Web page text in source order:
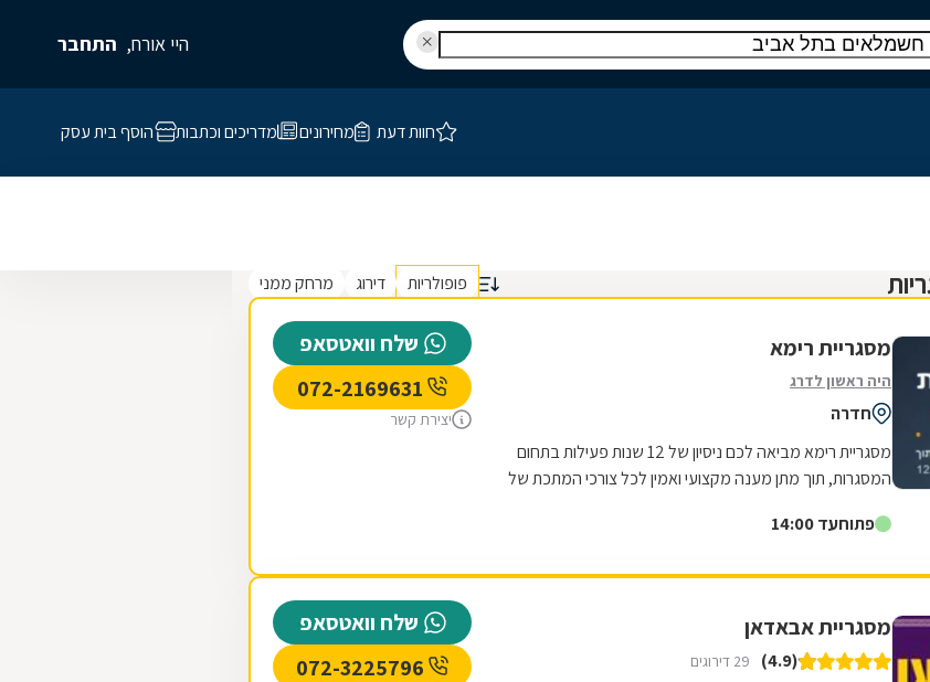
היי אורח, התחבר
חוות דעת מחירונים מדריכים וכתבות הוסף בית עסק
פופולריות דירוג מרחק ממני
מסגריית רימא
היה ראשון לדרג
חדרה
מסגריית רימא מביאה לכם ניסיון של 12 שנות פעילות בתחום
המסגרות, תוך מתן מענה מקצועי ואמין לכל צורכי המתכת של
פתוחעד 14:00
שלח וואטסאפ
יצירת קשר
מסגריית אבאדאן
(4.9) 29 דירוגים
שלח וואטסאפ